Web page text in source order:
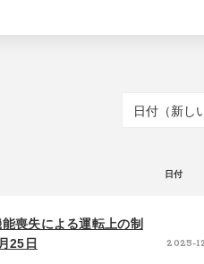
日付（新し
日付（新しい
施設（降順）
日付
喪失による運転上の制
25日
2025-